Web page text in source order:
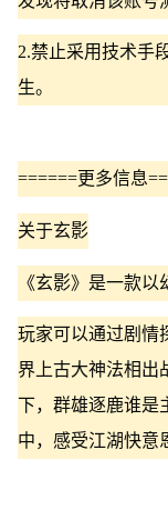
2.禁止采用技术手
生。
======更多信息
关于玄影
《玄影》是一款以
玩家可以通过剧情
界上古大神法相出
下，群雄逐鹿谁是
中，感受江湖快意